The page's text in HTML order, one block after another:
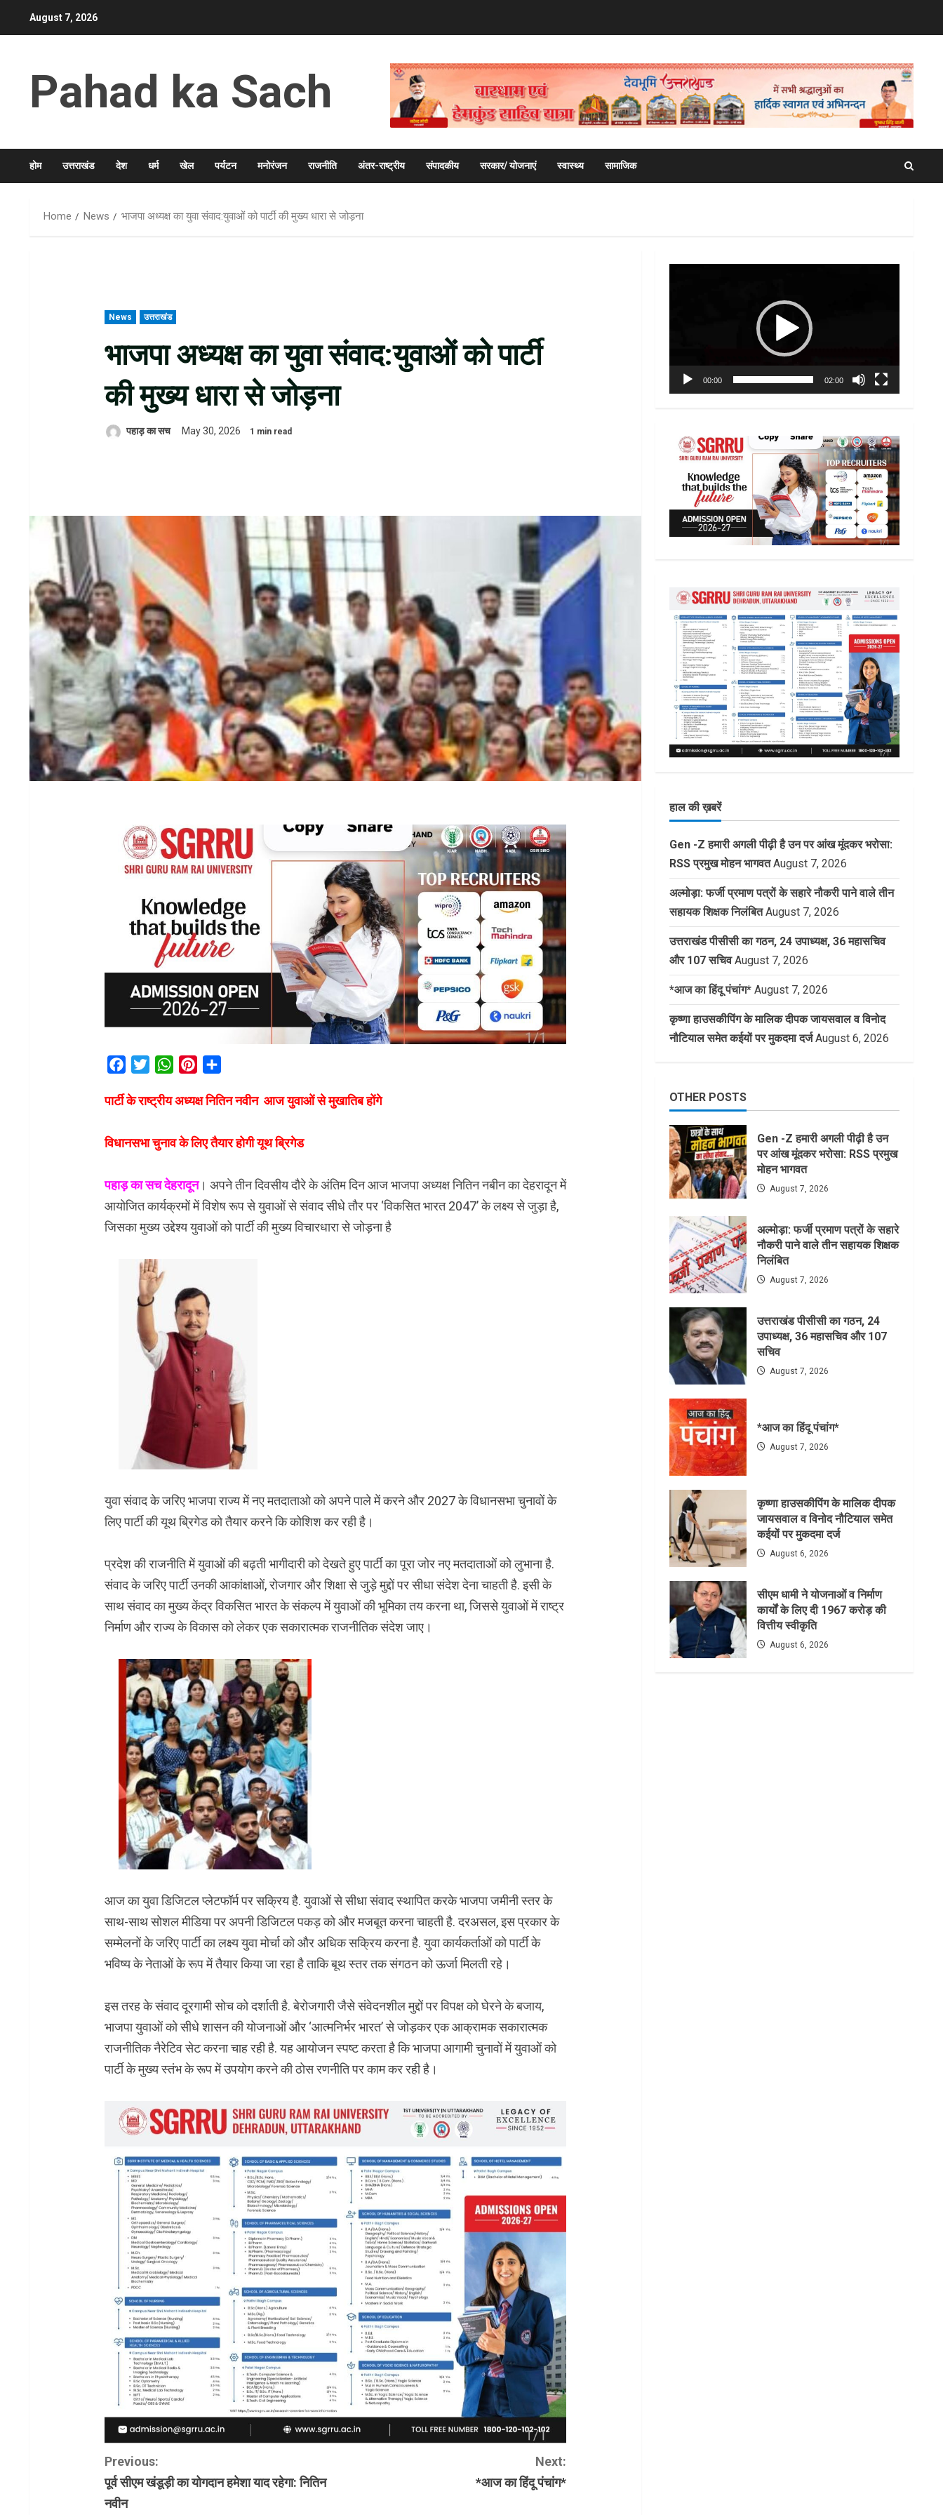
August 7, 2026
Pahad ka Sach
होम उत्तराखंड देश धर्म खेल पर्यटन मनोरंजन राजनीति अंतर-राष्ट्रीय संपादकीय सरकार/ योजनाएं स्वास्थ्य सामाजिक
Home News भाजपा अध्यक्ष का युवा संवाद:युवाओं को पार्टी की मुख्य धारा से जोड़ना
News उत्तराखंड
भाजपा अध्यक्ष का युवा संवाद:युवाओं को पार्टी
की मुख्य धारा से जोड़ना
पहाड़ का सच May 30, 2026 1 min read
Facebook
TwitterWhatsAppPinterest
पार्टी के राष्ट्रीय अध्यक्ष नितिन नवीन आज युवाओं से मुखातिब होंगे
विधानसभा चुनाव के लिए तैयार होगी यूथ ब्रिगेड
पहाड़ का सच देहरादून। अपने तीन दिवसीय दौरे के अंतिम दिन आज भाजपा अध्यक्ष नितिन नबीन का देहरादून में
आयोजित कार्यक्रमों में विशेष रूप से युवाओं से संवाद सीधे तौर पर ‘विकसित भारत 2047’ के लक्ष्य से जुड़ा है,
जिसका मुख्य उद्देश्य युवाओं को पार्टी की मुख्य विचारधारा से जोड़ना है
युवा संवाद के जरिए भाजपा राज्य में नए मतदाताओ को अपने पाले में करने और 2027 के विधानसभा चुनावों के
लिए पार्टी की यूथ ब्रिगेड को तैयार करने कि कोशिश कर रही है।
प्रदेश की राजनीति में युवाओं की बढ़ती भागीदारी को देखते हुए पार्टी का पूरा जोर नए मतदाताओं को लुभाना है.
संवाद के जरिए पार्टी उनकी आकांक्षाओं, रोजगार और शिक्षा से जुड़े मुद्दों पर सीधा संदेश देना चाहती है. इसी के
साथ संवाद का मुख्य केंद्र विकसित भारत के संकल्प में युवाओं की भूमिका तय करना था, जिससे युवाओं में राष्ट्र
निर्माण और राज्य के विकास को लेकर एक सकारात्मक राजनीतिक संदेश जाए।
आज का युवा डिजिटल प्लेटफॉर्म पर सक्रिय है. युवाओं से सीधा संवाद स्थापित करके भाजपा जमीनी स्तर के
साथ-साथ सोशल मीडिया पर अपनी डिजिटल पकड़ को और मजबूत करना चाहती है. दरअसल, इस प्रकार के
सम्मेलनों के जरिए पार्टी का लक्ष्य युवा मोर्चा को और अधिक सक्रिय करना है. युवा कार्यकर्ताओं को पार्टी के
भविष्य के नेताओं के रूप में तैयार किया जा रहा है ताकि बूथ स्तर तक संगठन को ऊर्जा मिलती रहे।
इस तरह के संवाद दूरगामी सोच को दर्शाती है. बेरोजगारी जैसे संवेदनशील मुद्दों पर विपक्ष को घेरने के बजाय,
भाजपा युवाओं को सीधे शासन की योजनाओं और ‘आत्मनिर्भर भारत’ से जोड़कर एक आक्रामक सकारात्मक
राजनीतिक नैरेटिव सेट करना चाह रही है. यह आयोजन स्पष्ट करता है कि भाजपा आगामी चुनावों में युवाओं को
पार्टी के मुख्य स्तंभ के रूप में उपयोग करने की ठोस रणनीति पर काम कर रही है।
C
o
Previous:
पूर्व सीएम खंडूड़ी का योगदान हमेशा याद रहेगा: नितिन
नवीन
Next:
*आज का हिंदू पंचांग*
00:00 02:00
हाल की ख़बरें
Gen -Z हमारी अगली पीढ़ी है उन पर आंख मूंदकर भरोसा:
RSS प्रमुख मोहन भागवत August 7, 2026
अल्मोड़ा: फर्जी प्रमाण पत्रों के सहारे नौकरी पाने वाले तीन
सहायक शिक्षक निलंबित August 7, 2026
उत्तराखंड पीसीसी का गठन, 24 उपाध्यक्ष, 36 महासचिव
और 107 सचिव August 7, 2026
*आज का हिंदू पंचांग* August 7, 2026
कृष्णा हाउसकीपिंग के मालिक दीपक जायसवाल व विनोद
नौटियाल समेत कईयों पर मुकदमा दर्ज August 6, 2026
OTHER POSTS
Gen -Z हमारी अगली पीढ़ी है उन
पर आंख मूंदकर भरोसा: RSS प्रमुख
मोहन भागवत
August 7, 2026
अल्मोड़ा: फर्जी प्रमाण पत्रों के सहारे
नौकरी पाने वाले तीन सहायक शिक्षक
निलंबित
August 7, 2026
उत्तराखंड पीसीसी का गठन, 24
उपाध्यक्ष, 36 महासचिव और 107
सचिव
August 7, 2026
*आज का हिंदू पंचांग*
August 7, 2026
कृष्णा हाउसकीपिंग के मालिक दीपक
जायसवाल व विनोद नौटियाल समेत
कईयों पर मुकदमा दर्ज
August 6, 2026
सीएम धामी ने योजनाओं व निर्माण
कार्यों के लिए दी 1967 करोड़ की
वित्तीय स्वीकृति
August 6, 2026